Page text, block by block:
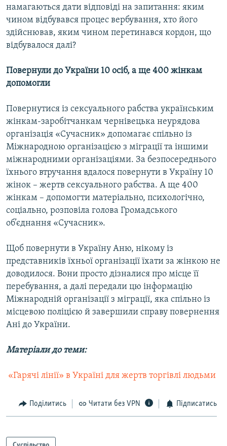
намагаються дати відповіді на запитання: яким
чином відбувався процес вербування, хто його
здійснював, яким чином перетинався кордон, що
відбувалося далі?
Повернули до України 10 осіб, а ще 400 жінкам
допомогли
Повернутися із сексуального рабства українським
жінкам-заробітчанкам чернівецька неурядова
організація «Сучасник» допомагає спільно із
Міжнародною організацією з міграції та іншими
міжнародними організаціями. За безпосереднього
їхнього втручання вдалося повернути в Україну 10
жінок – жертв сексуального рабства. А ще 400
жінкам – допомогти матеріально, психологічно,
соціально, розповіла голова Громадського
об’єднання «Сучасник».
Щоб повернути в Україну Аню, нікому із
представників їхньої організації їхати за жінкою не
доводилося. Вони просто дізналися про місце її
перебування, а далі передали цю інформацію
Міжнародній організації з міграції, яка спільно із
місцевою поліцією й завершили справу повернення
Ані до України.
Матеріали до теми:
 «Гарячі лінії» в Україні для жертв торгівлі людьми
Поділитись Читати без VPN Підписатись